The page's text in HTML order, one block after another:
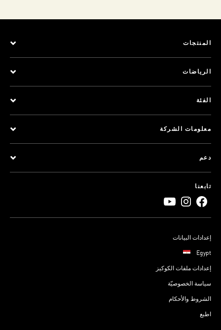
المنتجات
الرياضات
الفئة
معلومات الشركة
دعم
تابعنا
إعدادات البيانات
Egypt
إعدادات ملفات الكوكيز
سياسة الخصوصيّة
الشروط والأحكام
اطبع